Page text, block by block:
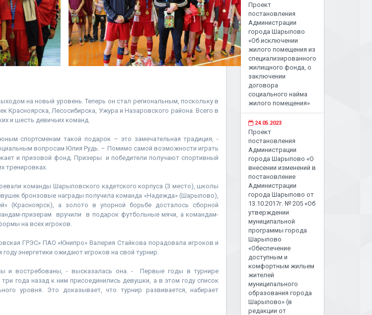
на новый уровень. Теперь он стал региональным, поскольку в
Лесосибирска, Ужура и Назаровского района. Всего в
и шесть девичьих команд.
спортсменам такой подарок – это замечательная традиция, -
вопросам Юлия Рудь. – Помимо самой возможности играть
и призовой фонд. Призеры и победители получают спортивный
тренировках.
команды Шарыповского кадетского корпуса (3 место), школы
бронзовые награды получила команда «Надежда» (Шарыпово),
(Красноярск), а золото в упорной борьбе досталось сборной
призерам вручили в подарок футбольные мячи, а командам-
на всех игроков.
ГРЭС» ПАО «Юнипро» Валерия Стайкова порадовала игроков и
энергетики ожидают игроков на свой турнир.
и востребованы, - высказалась она. - Первые годы в турнире
года назад к ним присоединились девушки, а в этом году список
уровня. Это доказывает, что турнир развивается, набирает
Проект
постановления
Администрации
города Шарыпово
«Об исключении
жилого помещения из
специализированного
жилищного фонда, о
заключении
договора
социального найма
жилого помещения»
24.05.2023
Проект
постановления
Администрации
города Шарыпово «О
внесении изменений в
постановление
Администрации
города Шарыпово от
13.10.2017г. № 205 «Об
утверждении
муниципальной
программы города
Шарыпово
«Обеспечение
доступным и
комфортным жильем
жителей
муниципального
образования города
Шарыпово» (в
редакции от